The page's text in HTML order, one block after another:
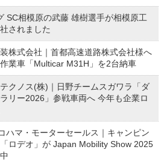
SC相模原の武藤 雄樹選手が相模原工
されました
株式会社｜首都高速道路株式会社様へ
業車「Multicar M31H」を2台納車
クノス(株)｜日野チームスガワラ「ダ
リー2026」参戦車両へ 今年も企業ロ
ハマ・モーターセールス｜キャンピン
ロデオ」が Japan Mobility Show 2025